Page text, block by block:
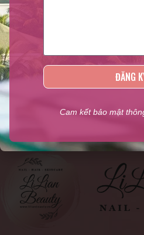
Lilian Beauty
như:
Sơn móng tay, Sơn dưỡng
ngành Nail, Sản phẩm kềm Nghĩa
tóc, Mỹ phẩm
ĐĂNG
Cam kết bảo mật